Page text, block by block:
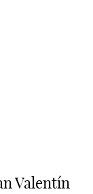
Valentín